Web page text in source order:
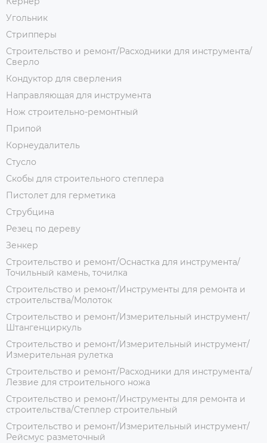
Угольник
Стрипперы
Строительство и ремонт/Расходники для инструмента/
Сверло
Кондуктор для сверления
Направляющая для инструмента
Нож строительно-ремонтный
Припой
Корнеудалитель
Стусло
Скобы для строительного степлера
Пистолет для герметика
Струбцина
Резец по дереву
Зенкер
Строительство и ремонт/Оснастка для инструмента/
Точильный камень, точилка
Строительство и ремонт/Инструменты для ремонта и
строительства/Молоток
Строительство и ремонт/Измерительный инструмент/
Штангенциркуль
Строительство и ремонт/Измерительный инструмент/
Измерительная рулетка
Строительство и ремонт/Расходники для инструмента/
Лезвие для строительного ножа
Строительство и ремонт/Инструменты для ремонта и
строительства/Степлер строительный
Строительство и ремонт/Измерительный инструмент/
Рейсмус разметочный